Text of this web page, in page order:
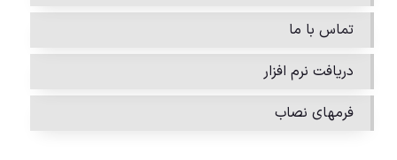
تماس با ما
دریافت نرم افزار
فرمهای نصاب